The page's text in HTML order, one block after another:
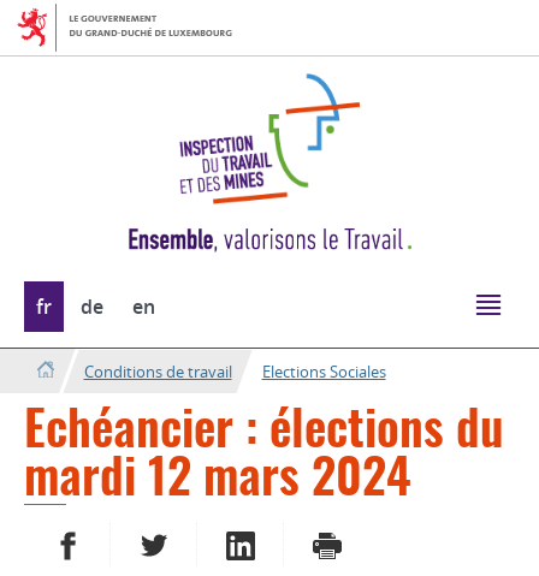
Aller
Aller
au
Changer
de
langue
fr de en
Conditions de travail Elections Sociales
Echéancier : élections du
mardi 12 mars 2024
PARTAGER SUR FACEBOOK
PARTAGER SUR TWITTER
PARTAGER SUR LINKEDIN
IMPRIMER